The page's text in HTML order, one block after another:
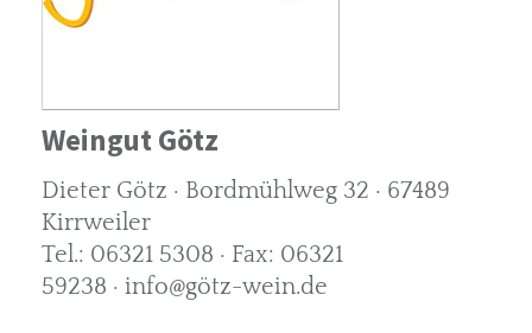
Weingut Götz
Dieter Götz · Bordmühlweg 32 · 67489
Kirrweiler
Tel.: 06321 5308 · Fax: 06321
59238 · info@götz-wein.de